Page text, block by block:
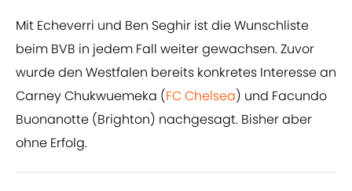
Mit Echeverri und Ben Seghir ist die Wunschliste
beim BVB in jedem Fall weiter gewachsen. Zuvor
wurde den Westfalen bereits konkretes Interesse an
Carney Chukwuemeka (FC Chelsea) und Facundo
Buonanotte (Brighton) nachgesagt. Bisher aber
ohne Erfolg.